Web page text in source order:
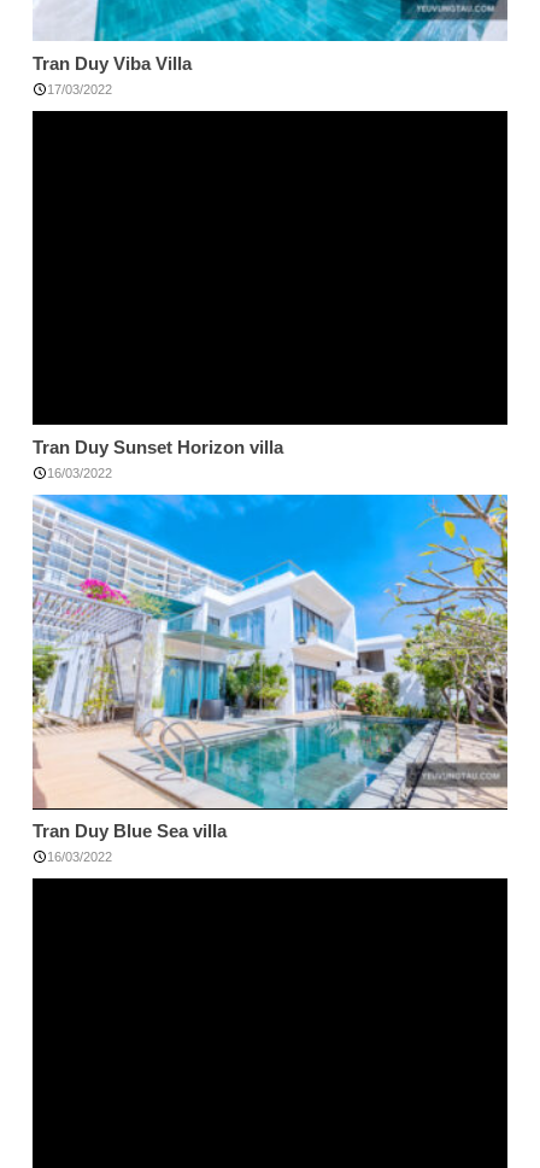
Tran Duy Viba Villa
17/03/2022
Tran Duy Sunset Horizon villa
16/03/2022
Tran Duy Blue Sea villa
16/03/2022